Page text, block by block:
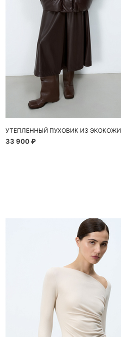
Добавить в корзину
УТЕПЛЕННЫЙ ПУХОВИК ИЗ ЭКОКОЖИ
33 900 ₽